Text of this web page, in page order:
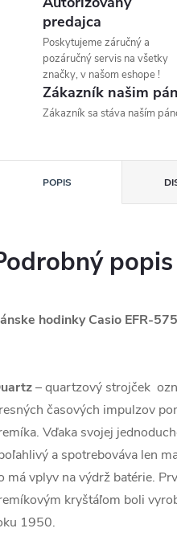
predajca
Poskytujeme záručný a
pozáručný servis na všetky
značky, v našom eshope !
Zákazník našim
Zákazník sa stáva naším
POPIS
popis
hodinky Casio EFR-
– quartzový strojček
časových impulzov
Vďaka svojej
a spotrebováva len
má vplyv na výdrž batérie.
kryštáľom boli
1950.